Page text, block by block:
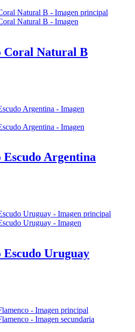
Coral Natural B
Argentina
Uruguay